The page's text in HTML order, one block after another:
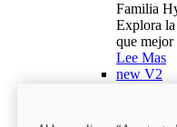
Familia
Explora
que mejor
Lee Mas
new V2